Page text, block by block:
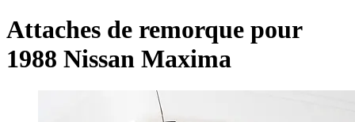
Attaches de remorque pour
1988 Nissan Maxima